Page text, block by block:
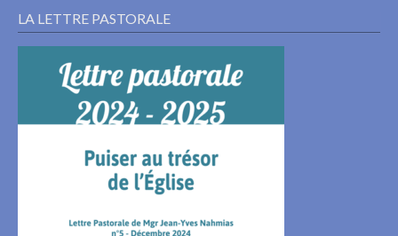
LA LETTRE PASTORALE